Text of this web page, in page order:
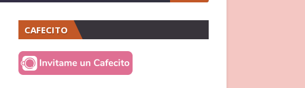
CAFECITO